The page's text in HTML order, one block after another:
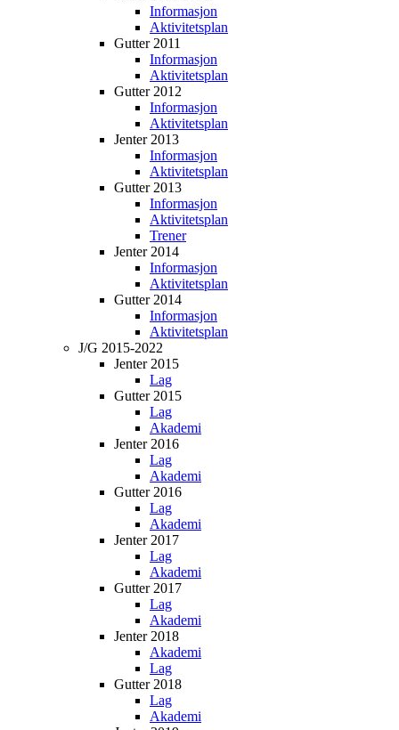
Informasjon
Aktivitetsplan
Gutter 2011
Informasjon
Aktivitetsplan
Gutter 2012
Informasjon
Aktivitetsplan
Jenter 2013
Informasjon
Aktivitetsplan
Gutter 2013
Informasjon
Aktivitetsplan
Trener
Jenter 2014
Informasjon
Aktivitetsplan
Gutter 2014
Informasjon
Aktivitetsplan
J/G 2015-2022
Jenter 2015
Lag
Gutter 2015
Lag
Akademi
Jenter 2016
Lag
Akademi
Gutter 2016
Lag
Akademi
Jenter 2017
Lag
Akademi
Gutter 2017
Lag
Akademi
Jenter 2018
Akademi
Lag
Gutter 2018
Lag
Akademi